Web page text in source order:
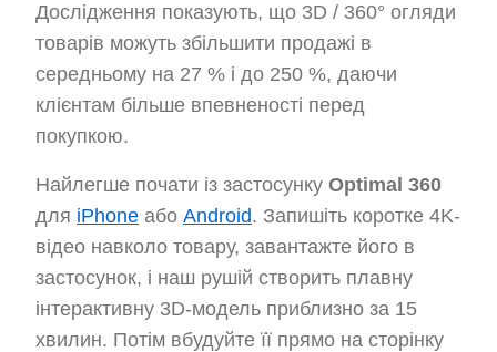
Дослідження показують, що 3D / 360° огляди
товарів можуть збільшити продажі в
середньому на 27 % і до 250 %, даючи
клієнтам більше впевненості перед
покупкою.
Найлегше почати із застосунку Optimal 360
для iPhone або Android. Запишіть коротке 4K-
відео навколо товару, завантажте його в
застосунок, і наш рушій створить плавну
інтерактивну 3D-модель приблизно за 15
хвилин. Потім вбудуйте її прямо на сторінку